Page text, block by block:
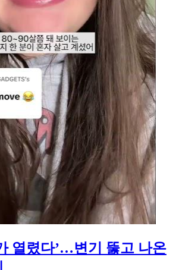
열렸다’…변기 뚫고 나온